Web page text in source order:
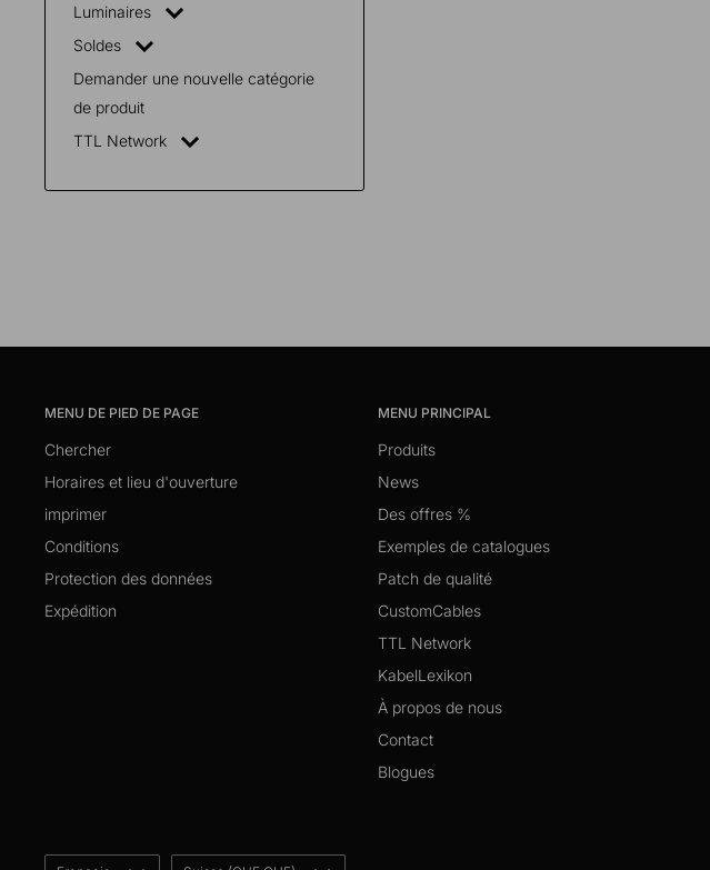
Luminaires
Soldes
Demander une nouvelle catégorie
de produit
TTL Network
MENU DE PIED DE PAGE
Chercher
Horaires et lieu d'ouverture
imprimer
Conditions
Protection des données
Expédition
MENU PRINCIPAL
Produits
News
Des offres %
Exemples de catalogues
Patch de qualité
CustomCables
TTL Network
KabelLexikon
À propos de nous
Contact
Blogues
Langue Pays/région